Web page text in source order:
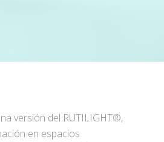
versión del RUTILIGHT®,
en espacios